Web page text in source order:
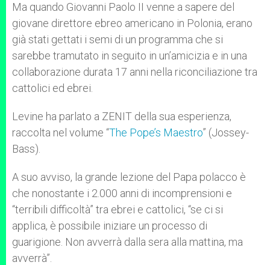
Ma quando Giovanni Paolo II venne a sapere del
giovane direttore ebreo americano in Polonia, erano
già stati gettati i semi di un programma che si
sarebbe tramutato in seguito in un’amicizia e in una
collaborazione durata 17 anni nella riconciliazione tra
cattolici ed ebrei.
Levine ha parlato a ZENIT della sua esperienza,
raccolta nel volume “The Pope’s Maestro” (Jossey-
Bass).
A suo avviso, la grande lezione del Papa polacco è
che nonostante i 2.000 anni di incomprensioni e
“terribili difficoltà” tra ebrei e cattolici, “se ci si
applica, è possibile iniziare un processo di
guarigione. Non avverrà dalla sera alla mattina, ma
avverrà”.